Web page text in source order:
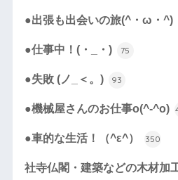
●出張も出会いの旅(^・ω・^)
●仕事中！(・_・) 75
●失敗 (ノ_＜。) 93
●機械屋さんのお仕事o(^-^o)
●車的な生活！（^ε^） 350
社寺仏閣・建築などの木材加